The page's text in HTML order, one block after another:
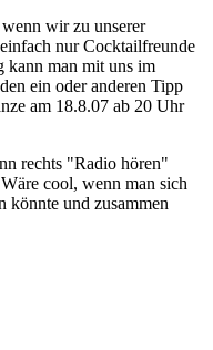
wir zu unserer
nur Cocktailfreunde
kann man mit uns im
ein oder anderen Tipp
am 18.8.07 ab 20 Uhr
rechts "Radio hören"
cool, wenn man sich
könnte und zusammen